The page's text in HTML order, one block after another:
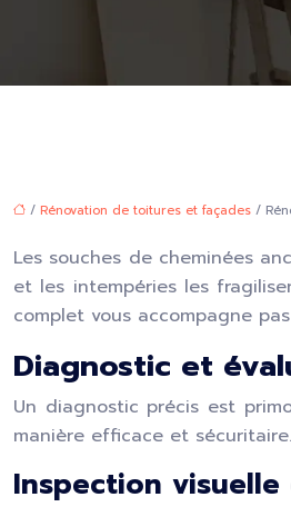
/ Rénovation de toitures et façades /
Les souches de cheminées
et les intempéries les
complet vous accompagne
Diagnostic et
Un diagnostic précis est
manière efficace et sécuritaire.
Inspection